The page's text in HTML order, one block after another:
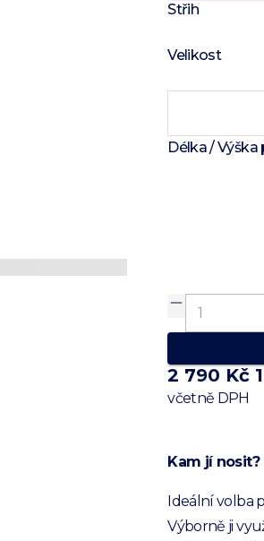
Střih
Velikost
Délka /
2 790 Kč
včetně DPH
Kam jí nosit?
Ideální volba
Výborně ji